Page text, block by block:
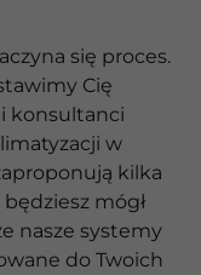
się proces.
Cię
konsultanci
w
kilka
mógł
nasze systemy
do Twoich